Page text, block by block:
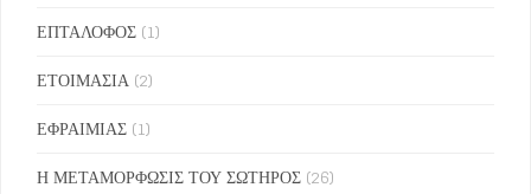
ΕΠΤΑΛΟΦΟΣ (1)
ΕΤΟΙΜΑΣΙΑ (2)
ΕΦΡΑΙΜΙΑΣ (1)
Η ΜΕΤΑΜΟΡΦΩΣΙΣ ΤΟΥ ΣΩΤΗΡΟΣ (26)